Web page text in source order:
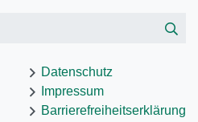
Datenschutz
Impressum
Barrierefreiheitserklärung